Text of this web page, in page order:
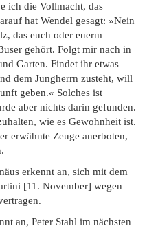
ich die Vollmacht, das
hat Wendel gesagt: »Nein
das euch oder euerm
gehört. Folgt mir nach in
Garten. Findet ihr etwas
dem Jungherrn zusteht, will
geben.« Solches ist
aber nichts darin gefunden.
wie es Gewohnheit ist.
erwähnte Zeuge anerboten,
erkennt an, sich mit dem
[11. November] wegen
an, Peter Stahl im nächsten